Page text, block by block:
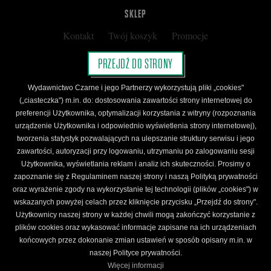
SKLEP
Kontakt Twój koszyk
Promocje
Kup kartę podarunkową
Nota prawna
Regulamin
Polityka prywatności
Regulamin Klubu Czarnego
Regulamin Karty Podarunkowej
ŚLEDŹ CZARNE
Facebook YouTube Instagram Newsletter
Wydawnictwo Czarne. Wszelkie prawa zastrzeżone. Projekt:Fajne Chłopaki,logo
wydawnictwa: Kamil Targosz.
Powered by
PRZEJDŹ DO STRONY
Wydawnictwo Czarne i jego Partnerzy wykorzystują pliki „cookies"
(„ciasteczka") m.in. do: dostosowania zawartości strony internetowej do
preferencji Użytkownika, optymalizacji korzystania z witryny (rozpoznania
urządzenie Użytkownika i odpowiednio wyświetlenia strony internetowej),
tworzenia statystyk pozwalających na ulepszanie struktury serwisu i jego
zawartości, autoryzacji przy logowaniu, utrzymaniu po zalogowaniu sesji
Użytkownika, wyświetlania reklam i analiz ich skuteczności. Prosimy o
zapoznanie się z Regulaminem naszej strony i naszą Polityką prywatności
oraz wyrażenie zgody na wykorzystanie tej technologii (plików „cookies") w
wskazanych powyżej celach przez kliknięcie przycisku „Przejdź do strony".
Użytkownicy naszej strony w każdej chwili mogą zakończyć korzystanie z
plików cookies oraz wykasować informacje zapisane na ich urządzeniach
końcowych przez dokonanie zmian ustawień w sposób opisany m.in. w
naszej Polityce prywatności.
Więcej informacji